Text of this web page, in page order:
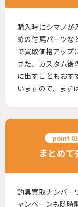
購入時にシマノが
めの付属パーツな
で買取価格アップ
また、カスタム後
に出すこともおす
いますので、まず
まとめて
釣具買取ナンバー
ャンペーンも随時